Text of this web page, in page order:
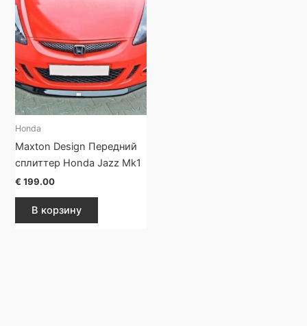
Honda
Maxton Design Передний
сплиттер Honda Jazz Mk1
€ 199.00
В корзину